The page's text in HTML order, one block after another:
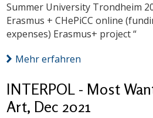
Summer University Trondheim
Erasmus + CHePiCC online
expenses) Erasmus+ project “
Mehr erfahren
INTERPOL - Most
Art, Dec 2021